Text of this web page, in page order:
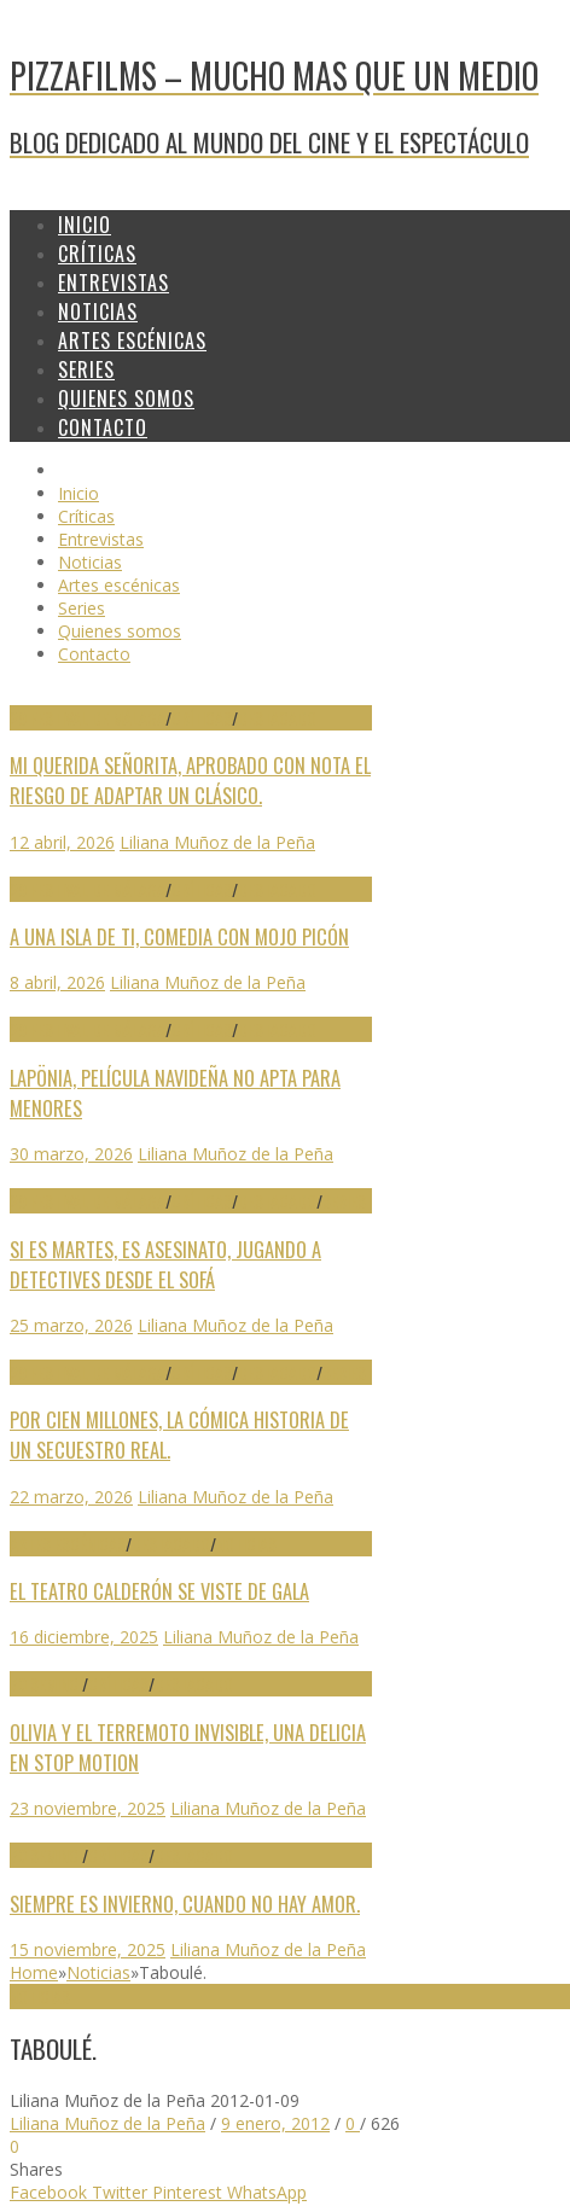
PIZZAFILMS – MUCHO MAS QUE UN MEDIO
BLOG DEDICADO AL MUNDO DEL CINE Y EL ESPECTÁCULO
INICIO
CRÍTICAS
ENTREVISTAS
NOTICIAS
ARTES ESCÉNICAS
SERIES
QUIENES SOMOS
CONTACTO
Inicio
Críticas
Entrevistas
Noticias
Artes escénicas
Series
Quienes somos
Contacto
/ /
MI QUERIDA SEÑORITA, APROBADO CON NOTA EL
RIESGO DE ADAPTAR UN CLÁSICO.
12 abril, 2026 Liliana Muñoz de la Peña
/ /
A UNA ISLA DE TI, COMEDIA CON MOJO PICÓN
8 abril, 2026 Liliana Muñoz de la Peña
/ /
LAPÖNIA, PELÍCULA NAVIDEÑA NO APTA PARA
MENORES
30 marzo, 2026 Liliana Muñoz de la Peña
/ / /
SI ES MARTES, ES ASESINATO, JUGANDO A
DETECTIVES DESDE EL SOFÁ
25 marzo, 2026 Liliana Muñoz de la Peña
/ / /
POR CIEN MILLONES, LA CÓMICA HISTORIA DE
UN SECUESTRO REAL.
22 marzo, 2026 Liliana Muñoz de la Peña
/ /
EL TEATRO CALDERÓN SE VISTE DE GALA
16 diciembre, 2025 Liliana Muñoz de la Peña
/ /
OLIVIA Y EL TERREMOTO INVISIBLE, UNA DELICIA
EN STOP MOTION
23 noviembre, 2025 Liliana Muñoz de la Peña
/ /
SIEMPRE ES INVIERNO, CUANDO NO HAY AMOR.
15 noviembre, 2025 Liliana Muñoz de la Peña
Home»Noticias»Taboulé.
TABOULÉ.
Liliana Muñoz de la Peña 2012-01-09
Liliana Muñoz de la Peña / 9 enero, 2012 / 0 / 626
0
Shares
Facebook Twitter Pinterest WhatsApp